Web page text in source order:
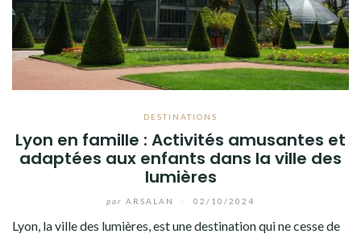
DESTINATIONS
Lyon en famille : Activités amusantes et
adaptées aux enfants dans la ville des
lumières
par ARSALAN 02/10/2024
Lyon, la ville des lumières, est une destination qui ne cesse de